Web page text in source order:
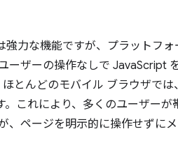
力な機能ですが、プラットフ
ーザーの操作なしで JavaScript
とんどのモバイル ブラウザで
これにより、多くのユーザー
、ページを明示的に操作せずに